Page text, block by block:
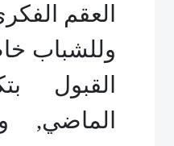
العقم
وللشباب
القبول
الماضي,